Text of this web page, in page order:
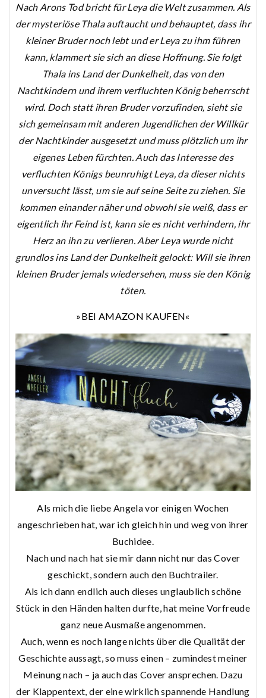
Nach Arons Tod bricht für Leya die Welt zusammen. Als
der mysteriöse Thala auftaucht und behauptet, dass ihr
kleiner Bruder noch lebt und er Leya zu ihm führen
kann, klammert sie sich an diese Hoffnung. Sie folgt
Thala ins Land der Dunkelheit, das von den
Nachtkindern und ihrem verfluchten König beherrscht
wird. Doch statt ihren Bruder vorzufinden, sieht sie
sich gemeinsam mit anderen Jugendlichen der Willkür
der Nachtkinder ausgesetzt und muss plötzlich um ihr
eigenes Leben fürchten. Auch das Interesse des
verfluchten Königs beunruhigt Leya, da dieser nichts
unversucht lässt, um sie auf seine Seite zu ziehen. Sie
kommen einander näher und obwohl sie weiß, dass er
eigentlich ihr Feind ist, kann sie es nicht verhindern, ihr
Herz an ihn zu verlieren. Aber Leya wurde nicht
grundlos ins Land der Dunkelheit gelockt: Will sie ihren
kleinen Bruder jemals wiedersehen, muss sie den König
töten.
»BEI AMAZON KAUFEN«
Als mich die liebe Angela vor einigen Wochen
angeschrieben hat, war ich gleich hin und weg von ihrer
Buchidee.
Nach und nach hat sie mir dann nicht nur das Cover
geschickt, sondern auch den Buchtrailer.
Als ich dann endlich auch dieses unglaublich schöne
Stück in den Händen halten durfte, hat meine Vorfreude
ganz neue Ausmaße angenommen.
Auch, wenn es noch lange nichts über die Qualität der
Geschichte aussagt, so muss einen – zumindest meiner
Meinung nach – ja auch das Cover ansprechen. Dazu
der Klappentext, der eine wirklich spannende Handlung